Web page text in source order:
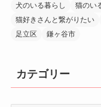
犬のいる暮らし
猫のい
猫好きさんと繋がりたい
足立区
鎌ヶ谷市
カテゴリー